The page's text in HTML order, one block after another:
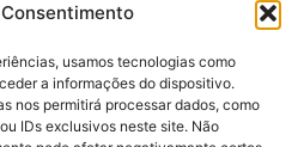
usamos tecnologias como
a informações do dispositivo.
nos permitirá processar dados, como
IDs exclusivos neste site. Não